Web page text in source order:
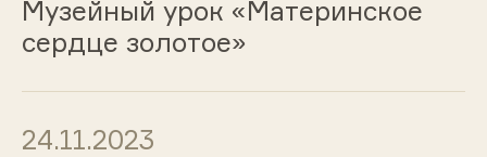
Музейный урок «Материнское
сердце золотое»
24.11.2023